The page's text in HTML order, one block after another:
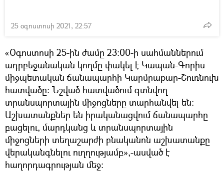
25 օգոստոսի 2021, 22:57
«Օգոստոսի 25-ին ժամը 23:00-ի սահմաններում
ադրբեջանական կողմը փակել է Կապան-Գորիս
միջպետական ճանապարհի Կարմրաքար-Շուռնուխ
հատվածը: Նշված հատվածում գտնվող
տրանսպորտային միջոցները տարհանվել են:
Աշխատանքներ են իրականացվում ճանապարհը
բացելու, մարդկանց և տրանսպորտային
միջոցների տեղաշարժի բնականոն աշխատանքը
վերականգնելու ուղղությամբ»,-ասված է
հաղորդագրության մեջ: